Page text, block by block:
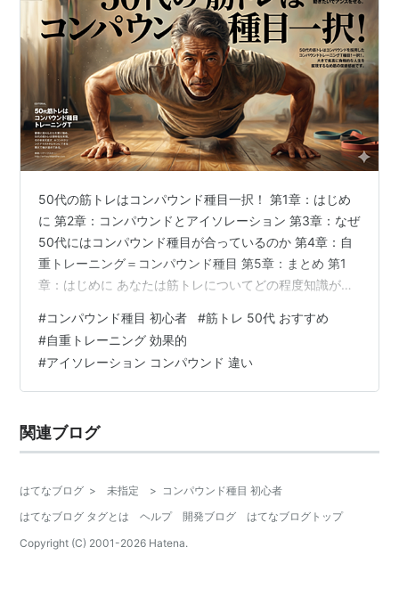
50代の筋トレはコンパウンド種目一択！ 第1章：はじめ
に 第2章：コンパウンドとアイソレーション 第3章：なぜ
50代にはコンパウンド種目が合っているのか 第4章：自
重トレーニング＝コンパウンド種目 第5章：まとめ 第1
章：はじめに あなたは筋トレについてどの程度知識があ
って聞かれたとしたらどうでしょう。 これは簡単に答え
られますよね。 まあ現実的にはそんな質問をしてくる人
はいないでしょうけど（笑） ただ、あなたが「筋トレ経
験者」だとしたら、「筋トレ未経験者」の人から想定外
験談になるんですけど…
#コンパウンド種目 初心者 #筋トレ 50代 おすすめ
#自重トレーニング 効果的
#アイソレーション コンパウンド 違い
関連ブログ
はてなブログ > 未指定 > コンパウンド種目 初心者
はてなブログ タグとは
ヘルプ 開発ブログ
はてなブログトップ
Copyright (C) 2001-2026 Hatena.